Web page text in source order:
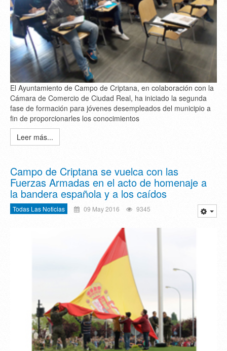
El Ayuntamiento de Campo de Criptana, en colaboración con la
Cámara de Comercio de Ciudad Real, ha iniciado la segunda
fase de formación para jóvenes desempleados del municipio a
fin de proporcionarles los conocimientos
Leer más...
Campo de Criptana se vuelca con las
Fuerzas Armadas en el acto de homenaje a
la bandera española y a los caídos
Todas Las Noticias 09 May 2016 9345